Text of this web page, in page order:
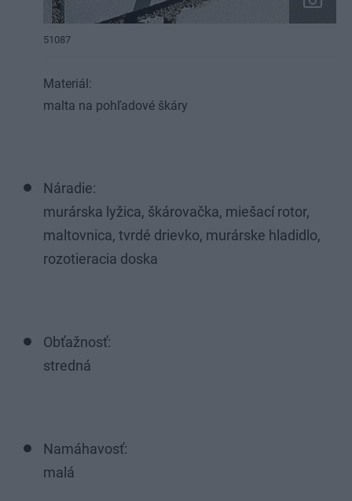
51087
Materiál:
malta na pohľadové škáry
Náradie:
murárska lyžica, škárovačka, miešací rotor,
maltovnica, tvrdé drievko, murárske hladidlo,
rozotieracia doska
Obťažnosť:
stredná
Namáhavosť:
malá